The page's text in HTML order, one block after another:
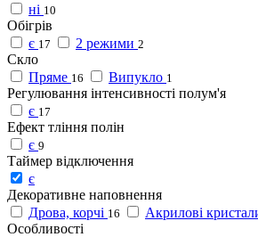
ні 10
Обігрів
є 17 2 режими 2
Скло
Пряме 16 Випукло 1
Регулювання інтенсивності полум'я
є 17
Ефект тління полін
є 9
Таймер відключення
є
Декоративне наповнення
Дрова, корчі 16 Акрилові
Особливості